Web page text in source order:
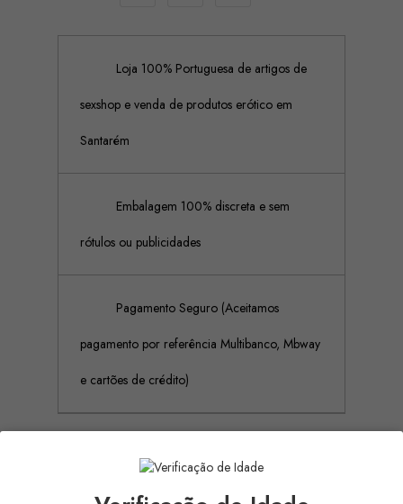
Loja 100% Portuguesa de artigos de
sexshop e venda de produtos erótico em
Santarém
Embalagem 100% discreta e sem
rótulos ou publicidades
Pagamento Seguro (Aceitamos
pagamento por referência Multibanco, Mbway
e cartões de crédito)
Detalhes do produto